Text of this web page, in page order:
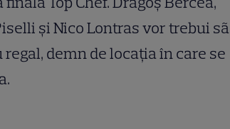
şi Nico Lontras vor trebui sã
demn de locaţia în care se